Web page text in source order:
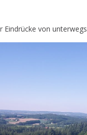
Eindrücke von unterwegs